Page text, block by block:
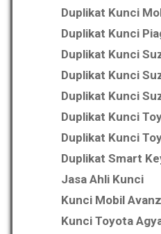
Duplikat Kunci
Duplikat Kunci
Duplikat Kunci
Duplikat Kunci
Duplikat Kunci
Duplikat Kunci
Duplikat Kunci
Duplikat Smart
Jasa Ahli Kunci
Kunci Mobil
Kunci Toyota